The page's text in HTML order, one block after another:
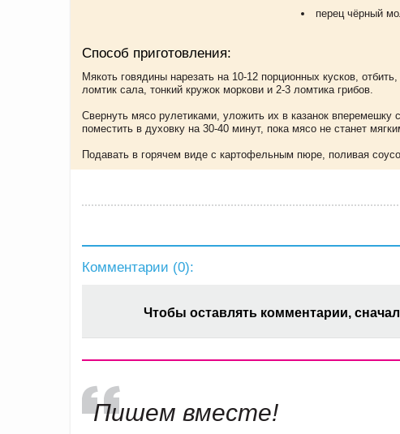
перец чёрный
Способ приготовления:
Мякоть говядины нарезать на 10-12 порционных кусков,
ломтик сала, тонкий кружок моркови и 2-3 ломтика грибов.
Свернуть мясо рулетиками, уложить их в казанок
поместить в духовку на 30-40 минут, пока мясо не станет
Подавать в горячем виде с картофельным пюре, поливая
Комментарии (0):
Чтобы оставлять комментарии,
Пишем вместе!